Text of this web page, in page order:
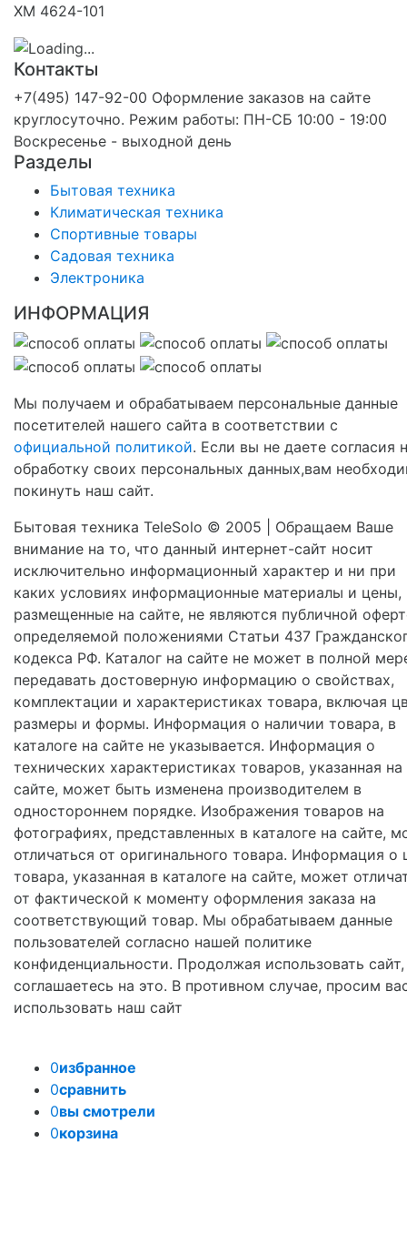
ХМ 4624-101
Контакты
+7(495) 147-92-00 Оформление заказов на сайте
круглосуточно. Режим работы: ПН-СБ 10:00 - 19:00
Воскресенье - выходной день
Разделы
Бытовая техника
Климатическая техника
Спортивные товары
Садовая техника
Электроника
ИНФОРМАЦИЯ
Мы получаем и обрабатываем персональные данные
посетителей нашего сайта в соответствии с
официальной политикой. Если вы не даете согласия
обработку своих персональных данных,вам
покинуть наш сайт.
Бытовая техника TeleSolo © 2005 | Обращаем Ваше
внимание на то, что данный интернет-сайт носит
исключительно информационный характер и ни при
каких условиях информационные материалы и цены,
размещенные на сайте, не являются публичной
определяемой положениями Статьи 437
кодекса РФ. Каталог на сайте не может в полной
передавать достоверную информацию о свойствах,
комплектации и характеристиках товара, включая
размеры и формы. Информация о наличии товара, в
каталоге на сайте не указывается. Информация о
технических характеристиках товаров, указанная на
сайте, может быть изменена производителем в
одностороннем порядке. Изображения товаров на
фотографиях, представленных в каталоге на сайте,
отличаться от оригинального товара. Информация о
товара, указанная в каталоге на сайте, может
от фактической к моменту оформления заказа на
соответствующий товар. Мы обрабатываем данные
пользователей согласно нашей политике
конфиденциальности. Продолжая использовать
соглашаетесь на это. В противном случае, просим
использовать наш сайт
0избранное
0сравнить
0вы смотрели
0корзина